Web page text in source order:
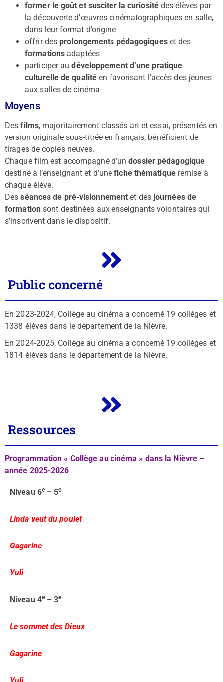
former le goût et susciter la curiositédes élèves par
la découverte d’œuvres cinématographiques en salle,
dans leur format d’origine
offrir desprolongements pédagogiqueset des
formations adaptées
participer audéveloppement d’une pratique
culturelle de qualitéen favorisant l’accès des jeunes
aux salles de cinéma
Moyens
Desfilms, majoritairement classés art et essai, présentés en
version originale sous-titrée en français, bénéficient de
tirages de copies neuves.
Chaque film est accompagné d’undossier pédagogique
destiné à l’enseignant et d’unefiche thématiqueremise à
chaque élève.
Desséances de pré-visionnement et desjournées de
formationsont destinées aux enseignants volontaires qui
s’inscrivent dans le dispositif.
Public concerné
En 2023-2024, Collège au cinéma a concerné 19 collèges et
1338 élèves dans le département de la Nièvre.
En 2024-2025, Collège au cinéma a concerné 19 collèges et
1814 élèves dans le département de la Nièvre.
Ressources
Programmation « Collège au cinéma » dans la Nièvre –
année 2025-2026
Niveau 6e– 5e
Linda veut du poulet
Gagarine
Yuli
Niveau 4e– 3e
Le sommet des Dieux
Gagarine